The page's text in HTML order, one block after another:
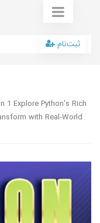
ثبت‌نام
1 Explore Python's Rich
with Real-World